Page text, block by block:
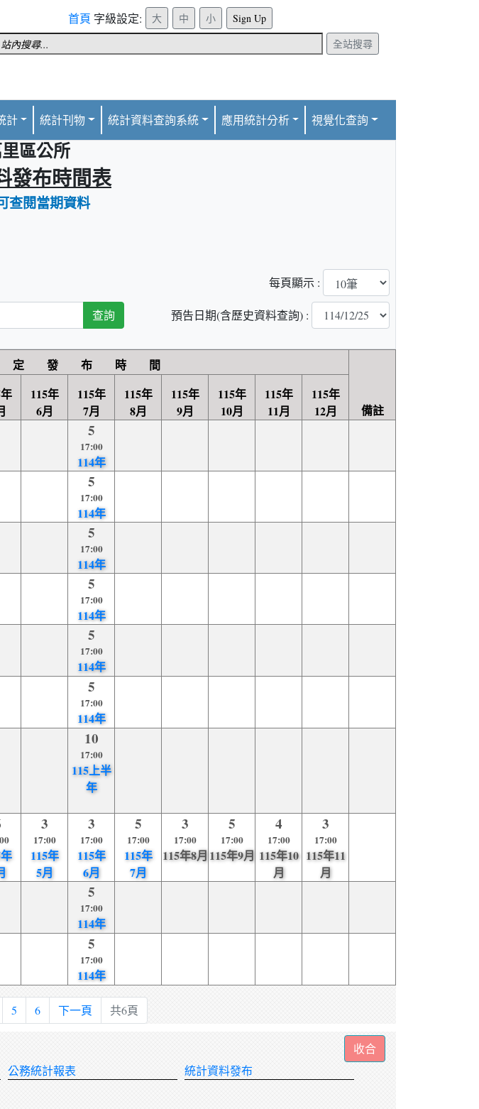
首頁 字級設定:
Sign Up
全站搜尋
計 統計刊物 統計資料查詢系統 應用統計分析 視覺化查詢
區公所
發布時間表
查閱當期資料
每頁顯示 :
預告日期(含歷史資料查詢) :
定 發 布 時 間
備註
115年
6月
115年
7月
115年
8月
115年
9月
115年
10月
115年
11月
115年
12月
5
17:00
114年
5
17:00
114年
5
17:00
114年
5
17:00
114年
5
17:00
114年
5
17:00
114年
10
17:00
115上半
年
3
17:00
115年
5月
3
17:00
115年
6月
5
17:00
115年
7月
3
17:00
115年8月
5
17:00
115年9月
4
17:00
115年10
月
3
17:00
115年11
月
5
17:00
114年
5
17:00
114年
5 6 下一頁 共6頁
公務統計報表 統計資料發布